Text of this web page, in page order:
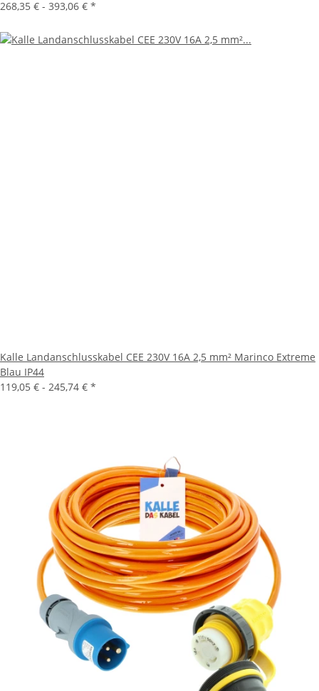
268,35 € - 393,06 € *
Kalle Landanschlusskabel CEE 230V 16A 2,5 mm² Marinco Extreme
Blau IP44
119,05 € - 245,74 € *